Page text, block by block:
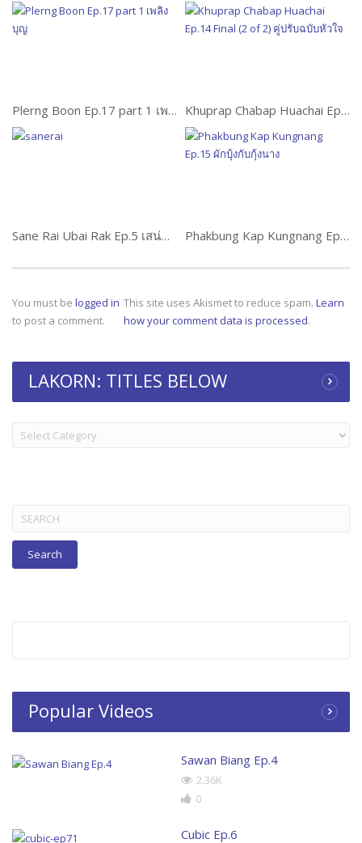
Plerng Boon Ep.17 part 1 เพลิงบุญ Khuprap Chabap Huachai Ep.14 Final (2 of 2) คู่ปรับฉบับหัวใจ
Sane Rai Ubai Rak Ep.5 เสน่ห์ร้ายอุบายรัก Phakbung Kap Kungnang Ep.15 ผักบุ้งกับกุ้งนาง
You must be logged in
to post a comment.
This site uses Akismet to reduce spam. Learn
how your comment data is processed.
LAKORN: TITLES BELOW
LAKORN:
TITLES
Search
for:
Popular Videos
Sawan Biang Ep.4
2.36K
0
Cubic Ep.6